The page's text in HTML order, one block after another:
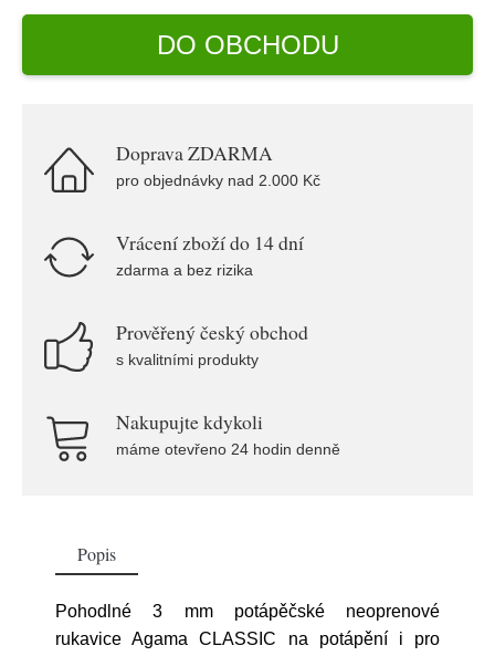
DO OBCHODU
Doprava ZDARMA
pro objednávky nad 2.000 Kč
Vrácení zboží do 14 dní
zdarma a bez rizika
Prověřený český obchod
s kvalitními produkty
Nakupujte kdykoli
máme otevřeno 24 hodin denně
Popis
Pohodlné 3 mm potápěčské neoprenové
rukavice Agama CLASSIC na potápění i pro